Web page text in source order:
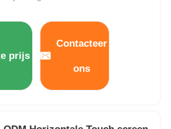
van IRL
prijs
Contacteer
ons